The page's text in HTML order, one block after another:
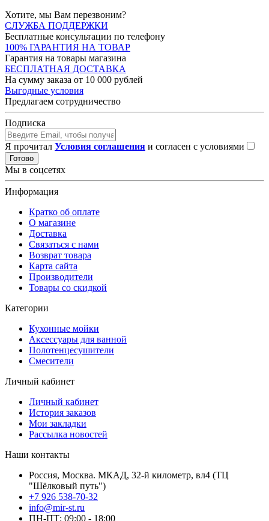
Хотите, мы Вам перезвоним?
СЛУЖБА ПОДДЕРЖКИ
Бесплатные консультации по телефону
100% ГАРАНТИЯ НА ТОВАР
Гарантия на товары магазина
БЕСПЛАТНАЯ ДОСТАВКА
На сумму заказа от 10 000 рублей
Выгодные условия
Предлагаем сотрудничество
Подписка
Я прочитал Условия соглашения и согласен с условиями
Готово
Мы в соцсетях
Информация
Кратко об оплате
О магазине
Доставка
Связаться с нами
Возврат товара
Карта сайта
Производители
Товары со скидкой
Категории
Кухонные мойки
Аксессуары для ванной
Полотенцесушители
Смесители
Личный кабинет
Личный кабинет
История заказов
Мои закладки
Рассылка новостей
Наши контакты
Россия, Москва. МКАД, 32-й километр, вл4 (ТЦ
"Шёлковый путь")
+7 926 538-70-32
info@mir-st.ru
ПН-ПТ: 09:00 - 18:00